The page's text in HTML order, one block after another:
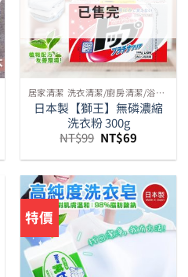
已售完
居家清潔 洗衣清潔/廚房清潔/浴室清潔/馬桶清潔等周邊
日本製【獅王】無磷濃縮
洗衣粉 300g
NT$99 原
始
價
NT$99。
NT$69目
價
NT$69。
特價